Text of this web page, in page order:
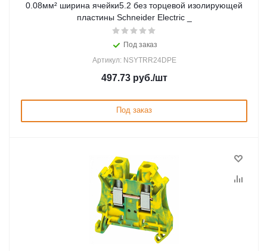
0.08мм² ширина ячейки5.2 без торцевой изолирующей
пластины Schneider Electric _
Под заказ
Артикул: NSYTRR24DPE
497.73руб./шт
Под заказ